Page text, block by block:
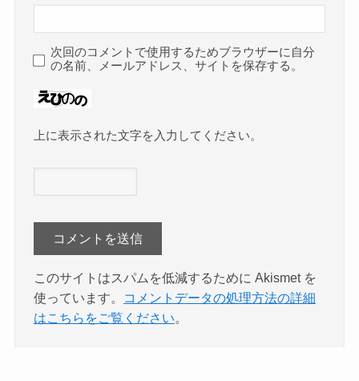
次回のコメントで使用するためブラウザーに自分
の名前、メールアドレス、サイトを保存する。
上に表示された文字を入力してください。
このサイトはスパムを低減するために Akismet を
使っています。
コメントデータの処理方法の詳細
はこちらをご覧ください。